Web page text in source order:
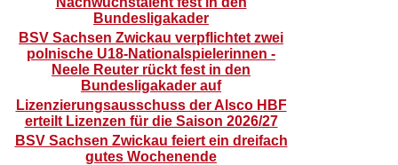
Bundesligakader
BSV Sachsen Zwickau verpflichtet zwei
polnische U18-Nationalspielerinnen -
Neele Reuter rückt fest in den
Bundesligakader auf
Lizenzierungsausschuss der Alsco HBF
erteilt Lizenzen für die Saison 2026/27
BSV Sachsen Zwickau feiert ein dreifach
gutes Wochenende